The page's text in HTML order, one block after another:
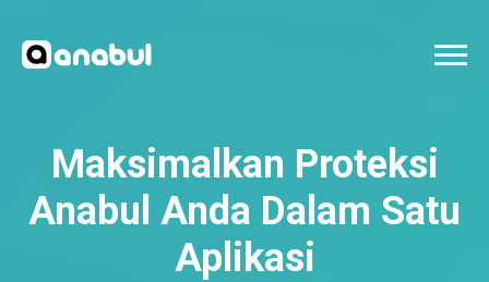
Maksimalkan Proteksi
Anabul Anda Dalam Satu
Aplikasi